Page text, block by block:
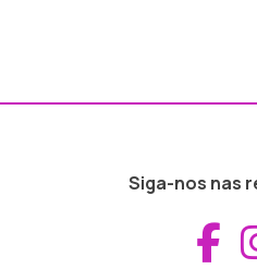
Siga-nos nas